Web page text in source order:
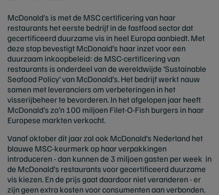
McDonald’s is met de MSC certificering van haar
restaurants het eerste bedrijf in de fastfood sector dat
gecertificeerd duurzame vis in heel Europa aanbiedt. Met
deze stap bevestigt McDonald’s haar inzet voor een
duurzaam inkoopbeleid: de MSC-certificering van
restaurants is onderdeel van de wereldwijde ‘Sustainable
Seafood Policy’ van McDonald’s. Het bedrijf werkt nauw
samen met leveranciers om verbeteringen in het
visserijbeheer te bevorderen. In het afgelopen jaar heeft
McDonald’s zo’n 100 miljoen Filet-O-Fish burgers in haar
Europese markten verkocht.
Vanaf oktober dit jaar zal ook McDonald’s Nederland het
blauwe MSC-keurmerk op haar verpakkingen
introduceren - dan kunnen de 3 miljoen gasten per week in
de McDonald’s restaurants voor gecertificeerd duurzame
vis kiezen. En de prijs gaat daardoor niet veranderen - er
zijn geen extra kosten voor consumenten aan verbonden.